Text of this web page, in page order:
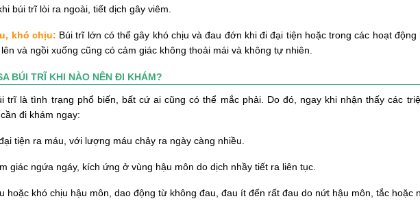
búi trĩ lòi ra ngoài, tiết dịch gây viêm.
khó chịu: Búi trĩ lớn có thể gây khó chịu và đau đớn khi đi đại tiện hoặc trong các hoạt động
và ngồi xuống cũng có cảm giác không thoải mái và không tự nhiên.
BÚI TRĨ KHI NÀO NÊN ĐI KHÁM?
trĩ là tình trạng phổ biến, bất cứ ai cũng có thể mắc phải. Do đó, ngay khi nhận thấy các
đi khám ngay:
tiện ra máu, với lượng máu chảy ra ngày càng nhiều.
giác ngứa ngáy, kích ứng ở vùng hậu môn do dịch nhầy tiết ra liên tục.
hoặc khó chịu hậu môn, dao động từ không đau, đau ít đến rất đau do nứt hậu môn, tắc hoặc